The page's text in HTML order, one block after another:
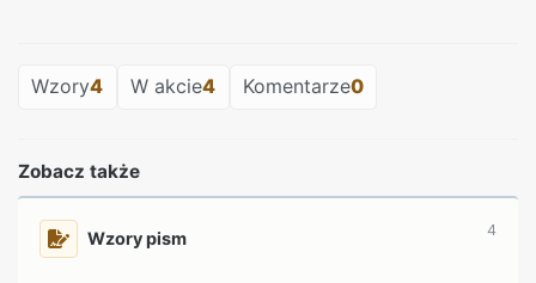
Wzory4 W akcie4 Komentarze0
Zobacz także
Wzory pism 4